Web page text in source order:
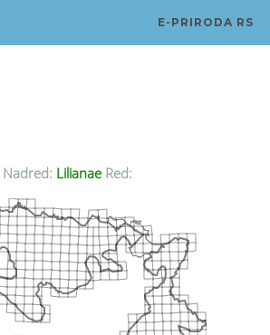
E-PRIRODA RS
Nadred: Lilianae Red: